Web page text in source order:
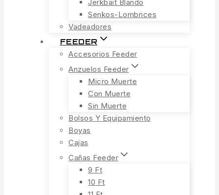
Jerkbait Blando
Senkos-Lombrices
Vadeadores
FEEDER
Accesorios Feeder
Anzuelos Feeder
Micro Muerte
Con Muerte
Sin Muerte
Bolsos Y Equipamiento
Boyas
Cajas
Cañas Feeder
9 Ft
10 Ft